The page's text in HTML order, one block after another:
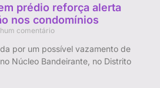
prédio reforça alerta
nos condomínios
comentário
por um possível vazamento de
Núcleo Bandeirante, no Distrito